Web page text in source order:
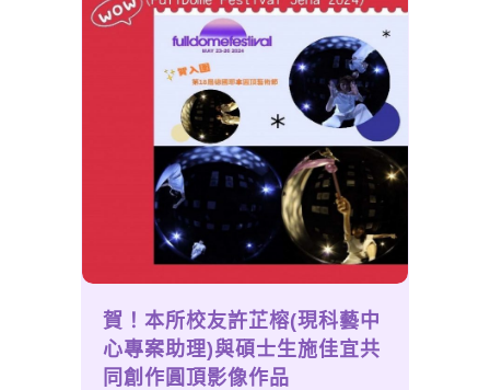
賀！本所校友許芷榕(現科藝中
心專案助理)與碩士生施佳宜共
同創作圓頂影像作品